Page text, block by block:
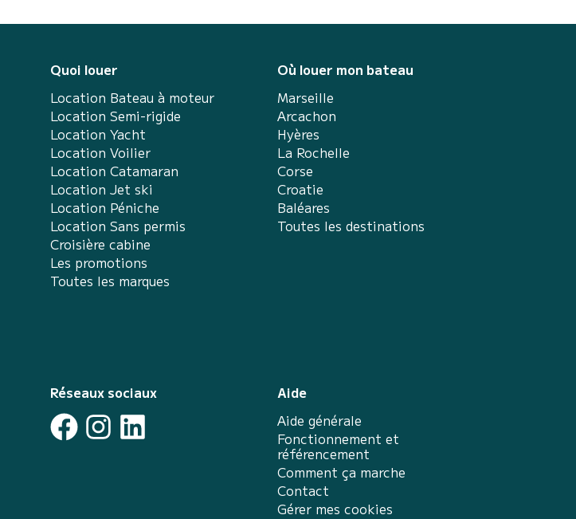
Quoi louer
Location Bateau à moteur
Location Semi-rigide
Location Yacht
Location Voilier
Location Catamaran
Location Jet ski
Location Péniche
Location Sans permis
Croisière cabine
Les promotions
Toutes les marques
Où louer mon bateau
Marseille
Arcachon
Hyères
La Rochelle
Corse
Croatie
Baléares
Toutes les destinations
Aide
Aide générale
Fonctionnement et
référencement
Comment ça marche
Contact
Gérer mes cookies
Réseaux sociaux